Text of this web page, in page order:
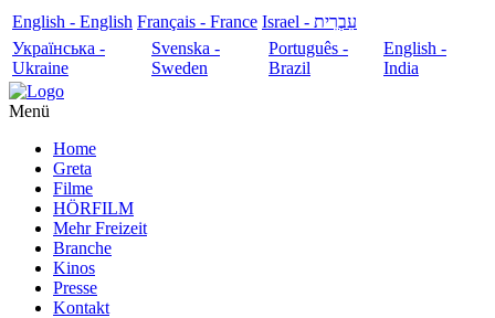
English - English Français - France
עִבְרִית - Israel
Українська -
Ukraine
Svenska -
Sweden
Português -
Brazil
English -
India
Menü
Home
Greta
Filme
HÖRFILM
Mehr Freizeit
Branche
Kinos
Presse
Kontakt